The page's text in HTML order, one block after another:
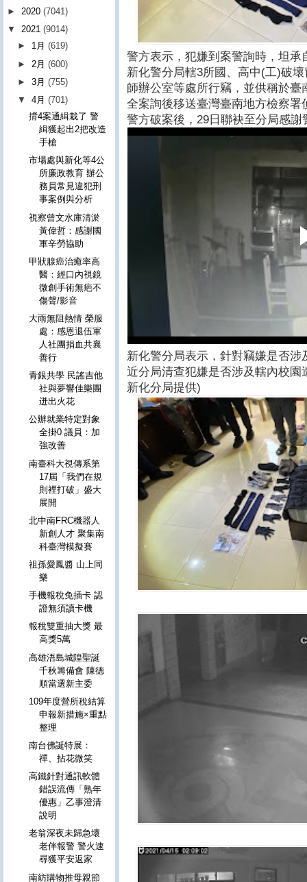
警方表示，犯嫌到案警詢時，坦承
新化警分局轄3所國、高中(工)破
師辦公室等處所行竊，並供稱於
全案詢後移送臺灣臺南地方檢察
警方破案後，29日聯袂至分局感謝
新化警分局表示，針對竊嫌是否
近分局清查犯嫌是否涉及轄內校
新化分局提供)
► 2020 (7041)
▼ 2021 (9014)
► 1月(619)
► 2月(600)
►3月(755)
▼4月(701)
揹4案通緝栽了 警
緝獲起出2把改造
手槍
市場處與新化等4公
所廉政教育 辦公
務員常見違犯刑
事案例與分析
視察曾文水庫清淤
黃偉哲：感謝國
軍辛勞協助
甲狀腺癌治癒率高
醫：經口內視鏡
微創手術無疤不
傷聲/影音
大雨無阻熱情 榮服
處：感恩退伍軍
人社團捐血共襄
善行
青銀共學 民謠吉他
社與夢響佳樂團
迸出火花
公辦就業特定對象
全掛0 議員：加
強改善
南臺科大視傳系第
17屆「我們在規
則裡打破」盛大
展開
北中南FRC機器人
新創人才 聚集南
科臺灣模擬賽
祖孫愛鳳醬 山上同
樂
手機報稅免插卡 認
證無須讀卡機
報稅雙重抽大獎 最
高獎5萬
高雄浯島城隍聖誕
千秋籌備會 陳德
順當選新主委
109年度營所稅結算
申報新措施×重點
整理
南台佛誕特展：
禪、拈花微笑
高鐵針對通訊軟體
錯誤流傳「熟年
優惠」乙事澄清
說明
老翁深夜未歸急壞
老伴報警 警火速
尋獲平安返家
南紡購物推母親節